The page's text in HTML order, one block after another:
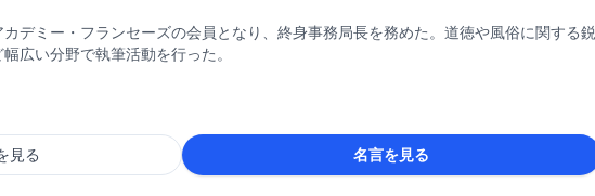
デミー・フランセーズの会員となり、終身事務局長を務めた。道徳や風俗に関する鋭
広い分野で執筆活動を行った。
見る 名言を見る